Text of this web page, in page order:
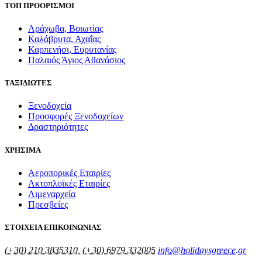
ΤΟΠ ΠΡΟΟΡΙΣΜΟΙ
Αράχωβα, Βοιωτίας
Καλάβρυτα, Αχαΐας
Καρπενήσι, Ευρυτανίας
Παλαιός Άγιος Αθανάσιος
ΤΑΞΙΔΙΩΤΕΣ
Ξενοδοχεία
Προσφορές Ξενοδοχείων
Δραστηριότητες
ΧΡΗΣΙΜΑ
Αεροπορικές Εταιρίες
Ακτοπλοϊκές Εταιρίες
Λιμεναρχεία
Πρεσβείες
ΣΤΟΙΧΕΙΑ ΕΠΙΚΟΙΝΩΝΙΑΣ
(+30) 210 3835310, (+30) 6979 332005 info@holidaysgreece.gr